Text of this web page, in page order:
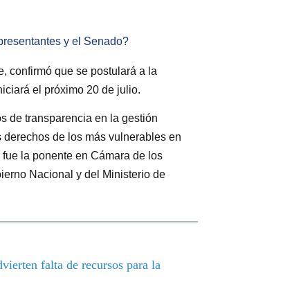
y el Senado?
confirmó que se postulará a la
el próximo 20 de julio.
de transparencia en la gestión
de los más vulnerables en
la ponente en Cámara de los
Nacional y del Ministerio de
falta de recursos para la